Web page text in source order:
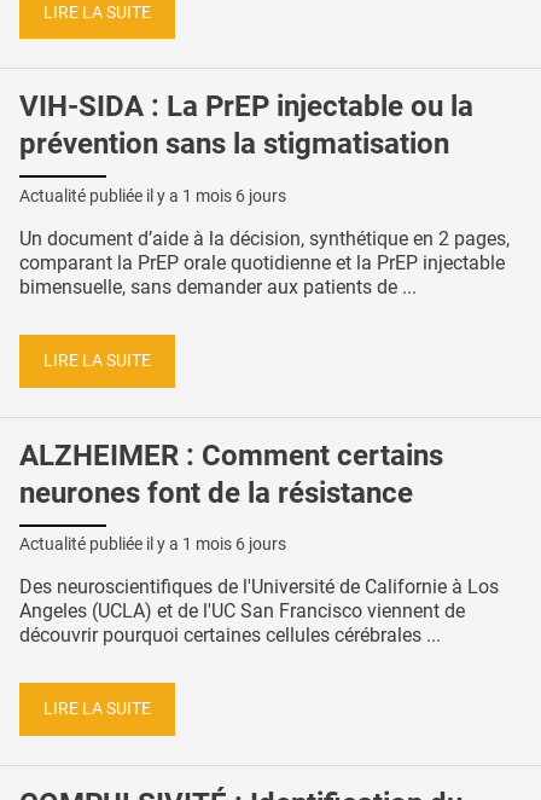
LIRE LA SUITE
VIH-SIDA : La PrEP injectable ou la
prévention sans la stigmatisation
Actualité publiée il y a 1 mois 6 jours
Un document d’aide à la décision, synthétique en 2 pages,
comparant la PrEP orale quotidienne et la PrEP injectable
bimensuelle, sans demander aux patients de ...
LIRE LA SUITE
ALZHEIMER : Comment certains
neurones font de la résistance
Actualité publiée il y a 1 mois 6 jours
Des neuroscientifiques de l'Université de Californie à Los
Angeles (UCLA) et de l'UC San Francisco viennent de
découvrir pourquoi certaines cellules cérébrales ...
LIRE LA SUITE